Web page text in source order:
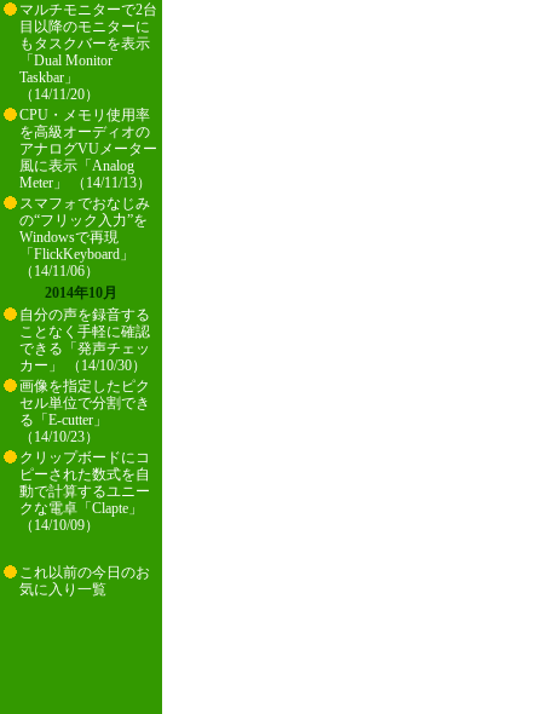
マルチモニターで2台
目以降のモニターに
もタスクバーを表示
「Dual Monitor
Taskbar」
（14/11/20）
CPU・メモリ使用率
を高級オーディオの
アナログVUメーター
風に表示「Analog
Meter」 （14/11/13）
スマフォでおなじみ
の“フリック入力”を
Windowsで再現
「FlickKeyboard」
（14/11/06）
2014年10月
自分の声を録音する
ことなく手軽に確認
できる「発声チェッ
カー」 （14/10/30）
画像を指定したピク
セル単位で分割でき
る「E-cutter」
（14/10/23）
クリップボードにコ
ピーされた数式を自
動で計算するユニー
クな電卓「Clapte」
（14/10/09）
これ以前の今日のお
気に入り一覧